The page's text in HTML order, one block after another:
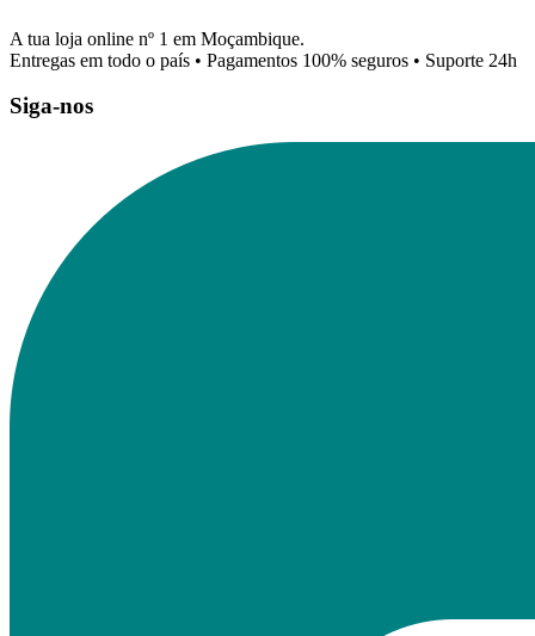
A tua loja online nº 1 em Moçambique.
Entregas em todo o país • Pagamentos 100% seguros • Suporte 24h
Siga-nos